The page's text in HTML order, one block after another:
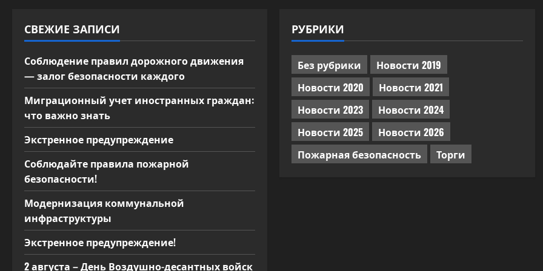
о
з
а
п
и
с
я
м
СВЕЖИЕ ЗАПИСИ
Соблюдение правил дорожного движения
— залог безопасности каждого
Миграционный учет иностранных граждан:
что важно знать
Экстренное предупреждение
Соблюдайте правила пожарной
безопасности!
Модернизация коммунальной
инфраструктуры
Экстренное предупреждение!
2 августа – День Воздушно-десантных войск
РУБРИКИ
Без рубрики
Новости 2019
Новости 2020
Новости 2021
Новости 2023
Новости 2024
Новости 2025
Новости 2026
Пожарная безопасность
Торги